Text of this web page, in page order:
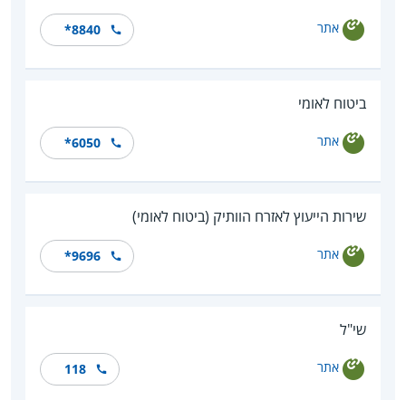
אתר *8840
ביטוח לאומי
אתר *6050
שירות הייעוץ לאזרח הוותיק (ביטוח לאומי)
אתר *9696
שי"ל
אתר 118